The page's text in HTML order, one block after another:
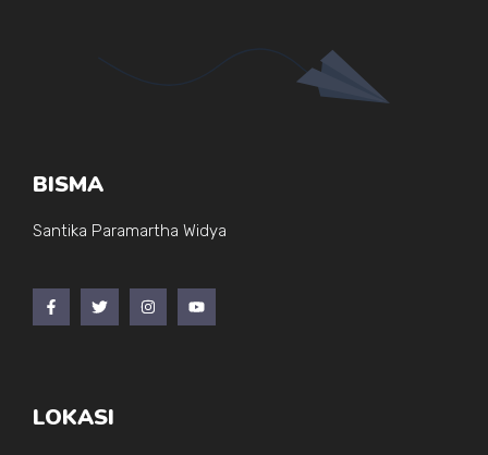
BISMA
Santika Paramartha Widya
LOKASI